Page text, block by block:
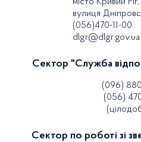
вулиця
(056)470-11-00
dlgr@dlgr.gov.ua
Сектор "Служба
(096)
(056)
Сектор по роботі зі